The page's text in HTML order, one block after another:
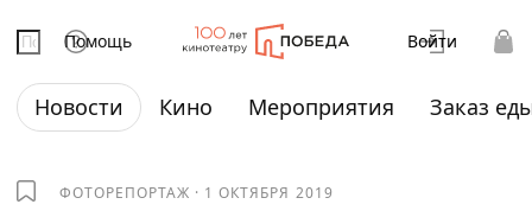
Помощь Войти
Новости Кино Мероприятия Заказ
ФОТОРЕПОРТАЖ · 1 ОКТЯБРЯ 2019